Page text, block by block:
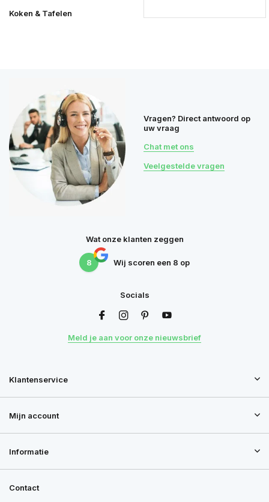
Koken & Tafelen
Vragen? Direct antwoord op
uw vraag
Chat met ons
Veelgestelde vragen
Wat onze klanten zeggen
8 Wij scoren een 8 op
Socials
Meld je aan voor onze nieuwsbrief
Klantenservice
Mijn account
Informatie
Contact